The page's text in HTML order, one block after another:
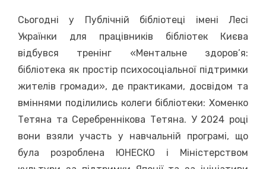
Сьогодні у Публічній бібліотеці імені Лесі
Українки для працівників бібліотек Києва
відбувся тренінг «Ментальне здоров’я:
бібліотека як простір психосоціальної підтримки
жителів громади», де практиками, досвідом та
вміннями поділились колеги бібліотеки: Хоменко
Тетяна та Серебреннікова Тетяна. У 2024 році
вони взяли участь у навчальній програмі, що
була розроблена ЮНЕСКО і Міністерством